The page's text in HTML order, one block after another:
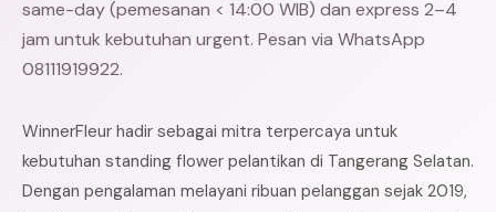
same-day (pemesanan < 14:00 WIB) dan express 2–4
jam untuk kebutuhan urgent. Pesan via WhatsApp
08111919922.
WinnerFleur hadir sebagai mitra terpercaya untuk
kebutuhan standing flower pelantikan di Tangerang Selatan.
Dengan pengalaman melayani ribuan pelanggan sejak 2019,